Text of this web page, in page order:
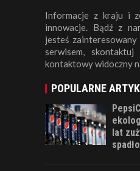
Informacje z kraju i
innowacje. Bądź z
jesteś zainteresowany
serwisem,
kontaktowy widoczny
POPULARNE
lat